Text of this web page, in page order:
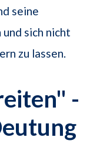
seine
sich nicht
zu lassen.
-